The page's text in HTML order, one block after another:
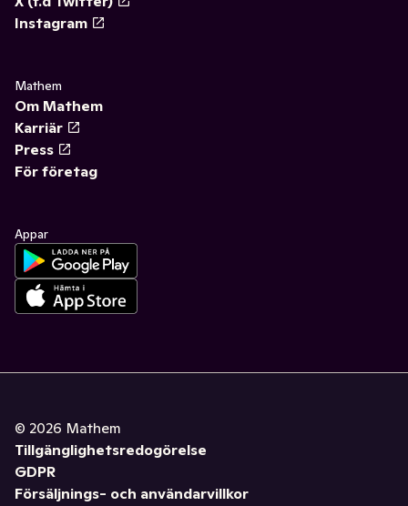
Instagram
Mathem
Om Mathem
Karriär
Press
För företag
Appar
© 2026 Mathem
Tillgänglighetsredogörelse
GDPR
Försäljnings- och användarvillkor